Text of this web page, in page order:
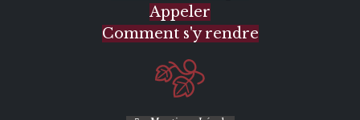
Appeler
Comment s'y rendre